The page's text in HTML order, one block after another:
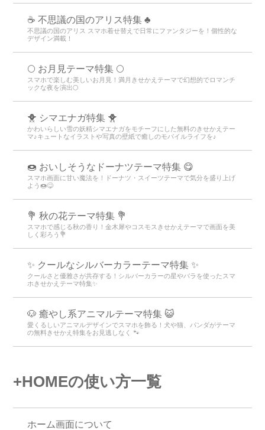
☕ 不思議の国のアリス特集 ♣
不思議の国のアリス スマホ着せ替えで日常にファンタジーを！個性的な
デザイン満載！
🌕 お月見テーマ特集 🌕
スマホで楽しむ美しいお月見！満月きせかえテーマで幻想的でロマンチ
ックな夜を演出🌕
🐥 シマエナガ特集 🐥
かわいらしい雪の妖精シマエナガをモチーフにした無料のきせかえテー
マ♪キュートなイラストや写真の壁紙で癒しのモバイルライフを♪
🍩 おいしそうなドーナツテーマ特集 😋
スマホ画面に甘い魔法を！ドーナツ・スイーツテーマで気分を盛り上げ
よう🍩😋
💐 秋の花テーマ特集 💐
スマホで感じる秋の香り！金木犀やコスモスきせかえテーマで画面を美
しく彩ろう💐
✨ クールなシルバーカラーテーマ特集 ✨
クールさと優雅さが共存する！シルバーカラーの星やバラを使ったスマ
ホきせかえテーマ特集✨
🐶 癒やし系アニマルテーマ特集 😺
愛くるしいアニマルデザインでスマホを飾る！犬や猫、パンダがテーマ
の無料きせかえ特集をお見逃しなく 🐾
+HOMEの使い方一覧
ホーム画面について